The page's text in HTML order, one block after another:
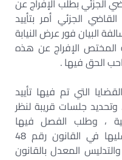
الجزئي بطلب الإفراج عن
الجزئي أمر بتأييد
البيان فور عرض النيابة
المختص الإفراج عن هذه
الحق فيها .
التي تم فيها تأييد
جلسات قريبة لنظر
، وطلب الفصل فيها
بالعقوبات المشددة المنصوص عليها في القانون رقم 48
والتدليس المعدل بالقانون